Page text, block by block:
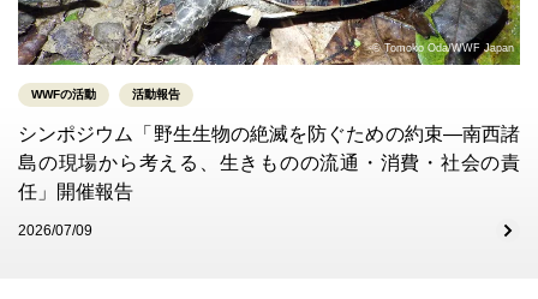
© Tomoko Oda/WWF Japan
WWFの活動 活動報告
シンポジウム「野生生物の絶滅を防ぐための約束―南西諸
島の現場から考える、生きものの流通・消費・社会の責
任」開催報告
2026/07/09